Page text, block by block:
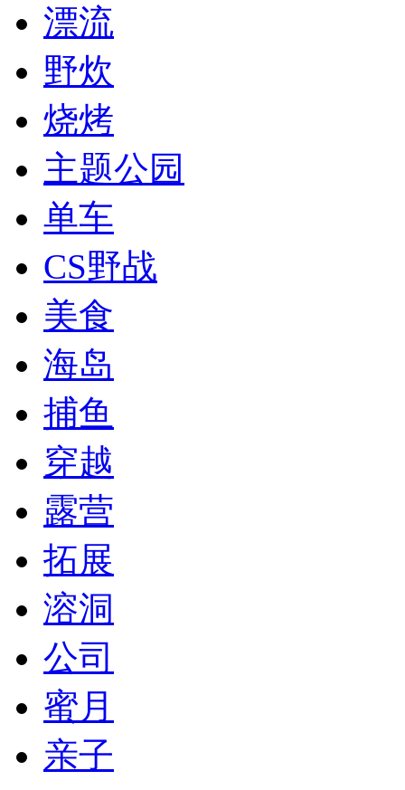
漂流
野炊
烧烤
主题公园
单车
CS野战
美食
海岛
捕鱼
穿越
露营
拓展
溶洞
公司
蜜月
亲子